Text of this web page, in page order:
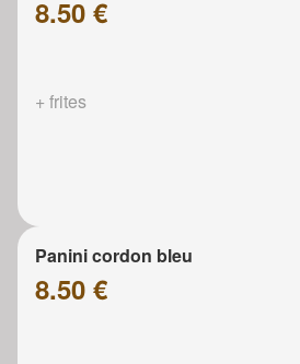
8.50 €
+ frites
Panini cordon bleu
8.50 €